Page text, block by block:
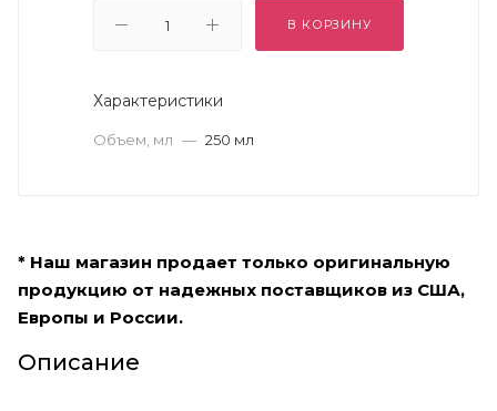
В КОРЗИНУ
Характеристики
Объем, мл — 250 мл
* Наш магазин продает только оригинальную
продукцию от надежных поставщиков из США,
Европы и России.
Описание